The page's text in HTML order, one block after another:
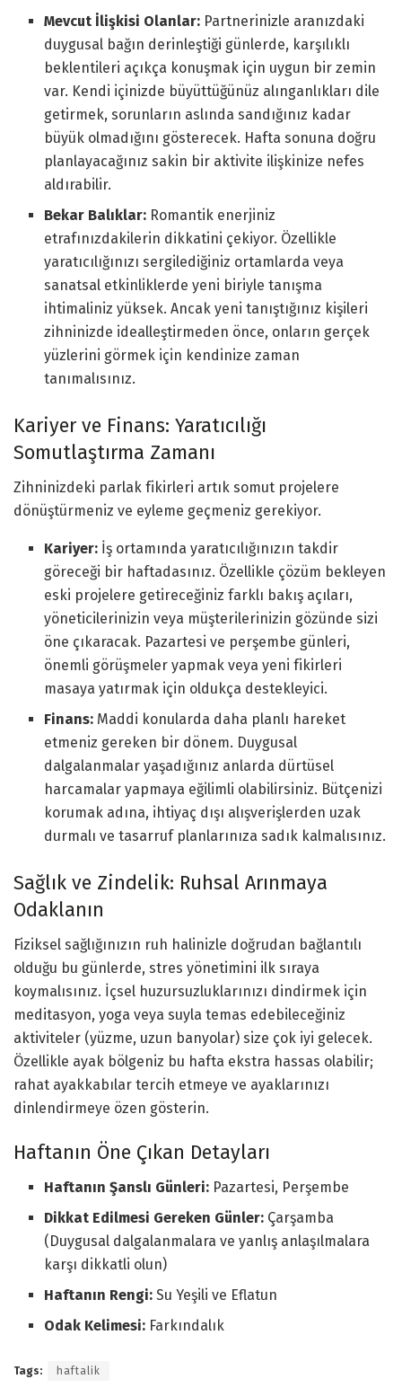
Mevcut İlişkisi Olanlar: Partnerinizle aranızdaki
duygusal bağın derinleştiği günlerde, karşılıklı
beklentileri açıkça konuşmak için uygun bir zemin
var. Kendi içinizde büyüttüğünüz alınganlıkları dile
getirmek, sorunların aslında sandığınız kadar
büyük olmadığını gösterecek. Hafta sonuna doğru
planlayacağınız sakin bir aktivite ilişkinize nefes
aldırabilir.
Bekar Balıklar: Romantik enerjiniz
etrafınızdakilerin dikkatini çekiyor. Özellikle
yaratıcılığınızı sergilediğiniz ortamlarda veya
sanatsal etkinliklerde yeni biriyle tanışma
ihtimaliniz yüksek. Ancak yeni tanıştığınız kişileri
zihninizde idealleştirmeden önce, onların gerçek
yüzlerini görmek için kendinize zaman
tanımalısınız.
Kariyer ve Finans: Yaratıcılığı
Somutlaştırma Zamanı
Zihninizdeki parlak fikirleri artık somut projelere
dönüştürmeniz ve eyleme geçmeniz gerekiyor.
Kariyer: İş ortamında yaratıcılığınızın takdir
göreceği bir haftadasınız. Özellikle çözüm bekleyen
eski projelere getireceğiniz farklı bakış açıları,
yöneticilerinizin veya müşterilerinizin gözünde sizi
öne çıkaracak. Pazartesi ve perşembe günleri,
önemli görüşmeler yapmak veya yeni fikirleri
masaya yatırmak için oldukça destekleyici.
Finans: Maddi konularda daha planlı hareket
etmeniz gereken bir dönem. Duygusal
dalgalanmalar yaşadığınız anlarda dürtüsel
harcamalar yapmaya eğilimli olabilirsiniz. Bütçenizi
korumak adına, ihtiyaç dışı alışverişlerden uzak
durmalı ve tasarruf planlarınıza sadık kalmalısınız.
Sağlık ve Zindelik: Ruhsal Arınmaya
Odaklanın
Fiziksel sağlığınızın ruh halinizle doğrudan bağlantılı
olduğu bu günlerde, stres yönetimini ilk sıraya
koymalısınız. İçsel huzursuzluklarınızı dindirmek için
meditasyon, yoga veya suyla temas edebileceğiniz
aktiviteler (yüzme, uzun banyolar) size çok iyi gelecek.
Özellikle ayak bölgeniz bu hafta ekstra hassas olabilir;
rahat ayakkabılar tercih etmeye ve ayaklarınızı
dinlendirmeye özen gösterin.
Haftanın Öne Çıkan Detayları
Haftanın Şanslı Günleri: Pazartesi, Perşembe
Dikkat Edilmesi Gereken Günler: Çarşamba
(Duygusal dalgalanmalara ve yanlış anlaşılmalara
karşı dikkatli olun)
Haftanın Rengi: Su Yeşili ve Eflatun
Odak Kelimesi: Farkındalık
Tags: haftalik